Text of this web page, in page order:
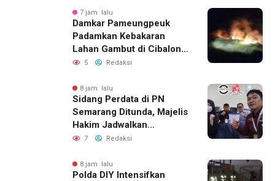
7 jam lalu
Damkar Pameungpeuk
Padamkan Kebakaran
Lahan Gambut di Cibalong,
Permukiman Warga
5 Redaksi
8 jam lalu
Sidang Perdata di PN
Semarang Ditunda, Majelis
Hakim Jadwalkan
Pemanggilan Ulang BPR
7 Redaksi
8 jam lalu
Polda DIY Intensifkan